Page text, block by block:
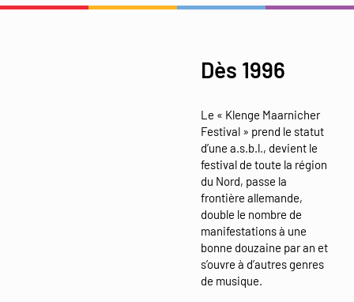
Dès 1996
Le « Klenge Maarnicher
Festival » prend le statut
d’une a.s.b.l., devient le
festival de toute la région
du Nord, passe la
frontière allemande,
double le nombre de
manifestations à une
bonne douzaine par an et
s’ouvre à d’autres genres
de musique.